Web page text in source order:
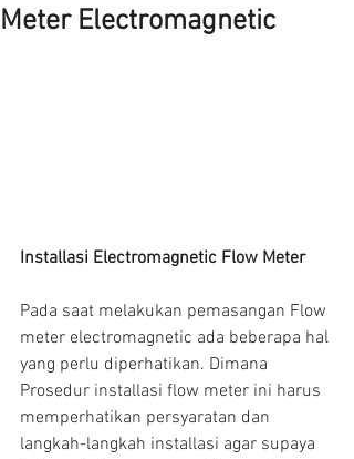
Meter Electromagnetic
Installasi Electromagnetic Flow Meter
Pada saat melakukan pemasangan Flow
meter electromagnetic ada beberapa hal
yang perlu diperhatikan. Dimana
Prosedur installasi flow meter ini harus
memperhatikan persyaratan dan
langkah-langkah installasi agar supaya